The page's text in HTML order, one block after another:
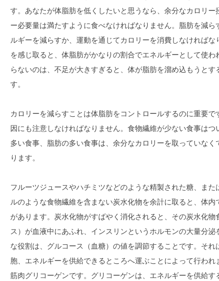
す。あなたが体脂肪を低くしたいと思うなら、余分なカロリ
ー必要量は満たすように食べなければなりません。脂肪を減
ルギーを減らすか、運動を通じてカロリーを消費しなければ
を感じ取ると、体脂肪がかなりの割合でエネルギーとして使
らないのは、不足が大きすぎると、体が脂肪を溜め込もうと
す。
カロリーを減らすことは体脂肪をコントロールするのに重要
因にも注意しなければなりません。食物繊維が少ない食事は
多い食事、脂肪の多い食事は、余分なカロリーを取っていな
ります。
フルーツジュースやハチミツなどのような精製された糖、ま
ルのような食物繊維を含まない炭水化物を余計に取ると、体
があります。炭水化物がすばやく消化されると、その炭水化
ス）が血液中にあふれ、インスリンというホルモンの大量分
な役割は、グルコース（血糖）の値を調節することです。そ
胞、エネルギーを供給できるところへ運ぶことによって行わ
筋肉グリコーゲンです。グリコーゲンは、エネルギーを供給